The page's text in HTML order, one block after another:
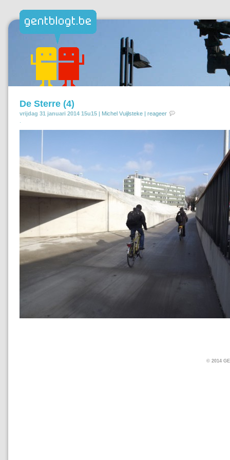
De Sterre (4)
vrijdag 31 januari 2014 15u15 | Michel Vuijlsteke | reageer
© 2014